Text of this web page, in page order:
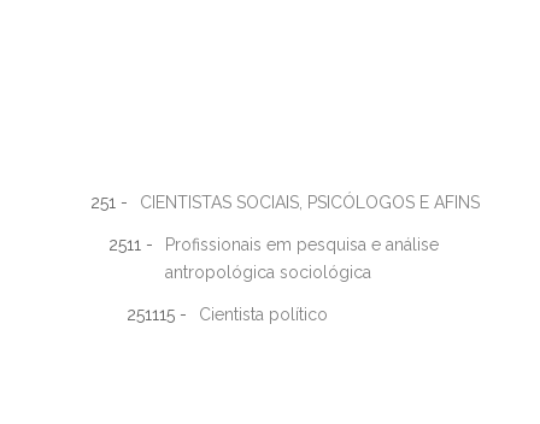
251 - CIENTISTAS SOCIAIS, PSICÓLOGOS E AFINS
2511 -
Profissionais em pesquisa e análise
antropológica sociológica
251115 - Cientista político